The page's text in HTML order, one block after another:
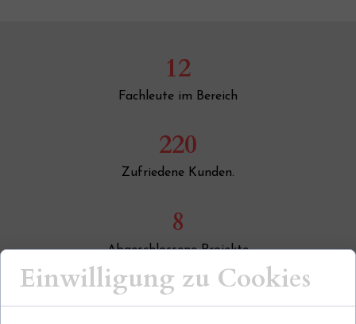
12
Fachleute im Bereich
8
Abgeschlossene Projekte
220
Zufriedene Kunden.
5
Einwilligung zu Cookies